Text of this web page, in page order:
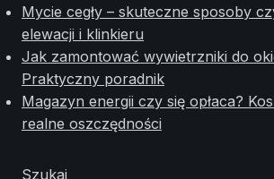
Mycie cegły – skuteczne sposoby
elewacji i klinkieru
Jak zamontować wywietrzniki do
Praktyczny poradnik
Magazyn energii czy się opłaca?
realne oszczędności
Szukaj